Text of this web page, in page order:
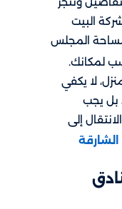
البيت
المجلس
لمكانك.
لا يكفي
بل يجب
إلى